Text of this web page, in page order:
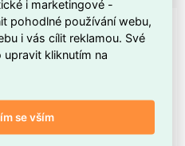
i marketingové -
pohodlné používání webu,
i vás cílit reklamou. Své
upravit kliknutím na
se vším